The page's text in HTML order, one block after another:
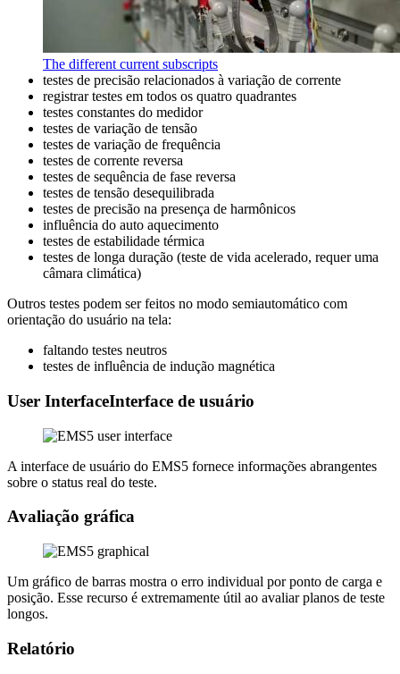
The different current subscripts
testes de precisão relacionados à variação de corrente
registrar testes em todos os quatro quadrantes
testes constantes do medidor
testes de variação de tensão
testes de variação de frequência
testes de corrente reversa
testes de sequência de fase reversa
testes de tensão desequilibrada
testes de precisão na presença de harmônicos
influência do auto aquecimento
testes de estabilidade térmica
testes de longa duração (teste de vida acelerado, requer uma
câmara climática)
Outros testes podem ser feitos no modo semiautomático com
orientação do usuário na tela:
faltando testes neutros
testes de influência de indução magnética
User InterfaceInterface de usuário
A interface de usuário do EMS5 fornece informações abrangentes
sobre o status real do teste.
Avaliação gráfica
Um gráfico de barras mostra o erro individual por ponto de carga e
posição. Esse recurso é extremamente útil ao avaliar planos de teste
longos.
Relatório